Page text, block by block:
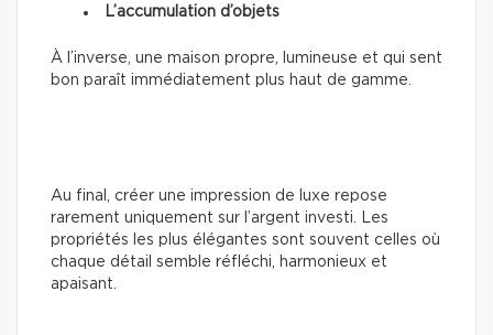
L’accumulation d’objets
À l’inverse, une maison propre, lumineuse et qui sent
bon paraît immédiatement plus haut de gamme.
Au final, créer une impression de luxe repose
rarement uniquement sur l’argent investi. Les
propriétés les plus élégantes sont souvent celles où
chaque détail semble réfléchi, harmonieux et
apaisant.